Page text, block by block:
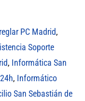
PC Madrid,
Soporte
, Informática San
, Informático
San Sebastián de